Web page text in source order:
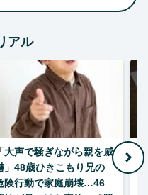
アル
「大声で騒ぎながら親を威
」48歳ひきこもり兄の
険行動で家庭崩壊…46